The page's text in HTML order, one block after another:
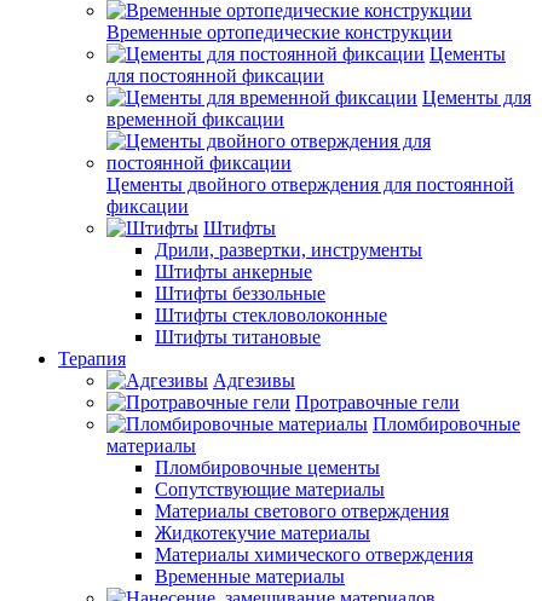
Временные ортопедические конструкции
Цементы
для постоянной фиксации
Цементы для
временной фиксации
Цементы двойного отверждения для постоянной
фиксации
Штифты
Дрили, развертки, инструменты
Штифты анкерные
Штифты беззольные
Штифты стекловолоконные
Штифты титановые
Терапия
Адгезивы
Протравочные гели
Пломбировочные
материалы
Пломбировочные цементы
Сопутствующие материалы
Материалы светового отверждения
Жидкотекучие материалы
Материалы химического отверждения
Временные материалы